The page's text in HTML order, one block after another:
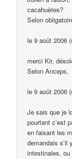
cacahuètes?
Selon
le 9 août 2006
merci Kir,
Selon Anceps,
le 9 août 2006
Je sais que je
pourtant c’est
en faisant les
demandais s’il
intestinales, ou